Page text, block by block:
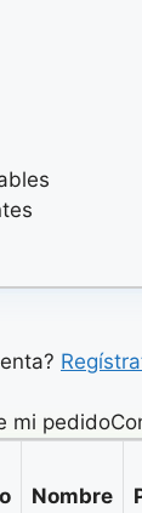
mi pedido
Nombre